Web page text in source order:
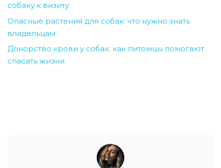
собаку к визиту
Опасные растения для собак: что нужно знать
владельцам
Донорство крови у собак: как питомцы помогают
спасать жизни